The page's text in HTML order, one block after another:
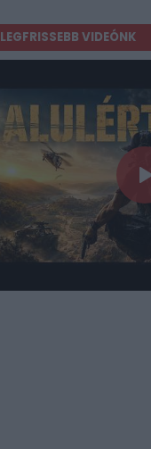
LEGFRISSEBB VIDEÓNK